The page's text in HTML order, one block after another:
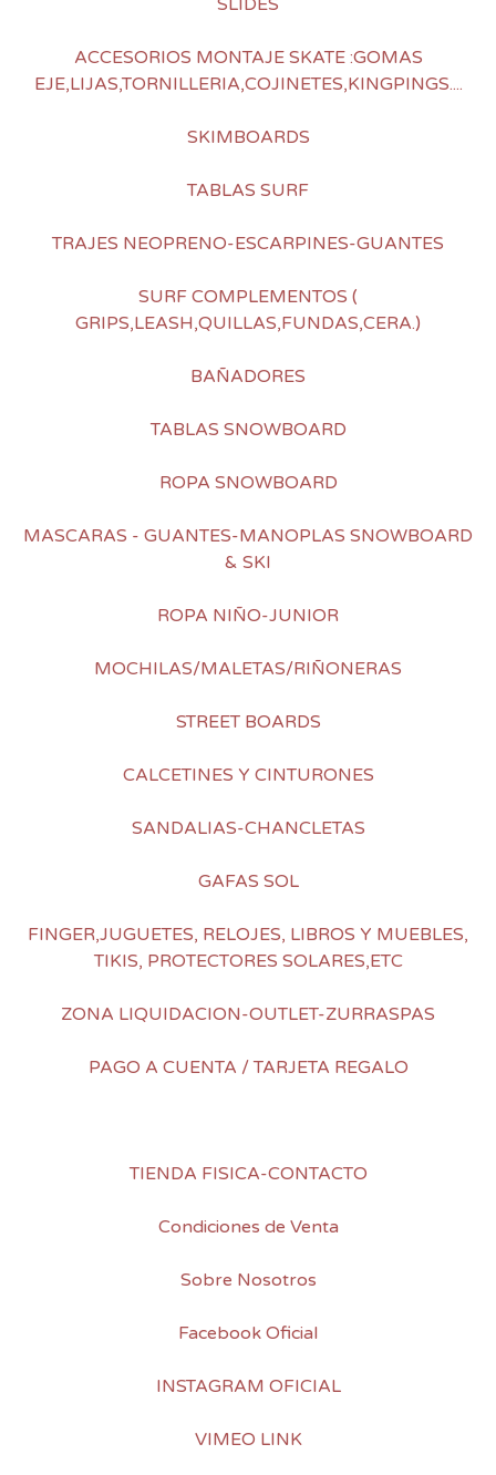
SLIDES
ACCESORIOS MONTAJE SKATE :GOMAS
EJE,LIJAS,TORNILLERIA,COJINETES,KINGPINGS....
SKIMBOARDS
TABLAS SURF
TRAJES NEOPRENO-ESCARPINES-GUANTES
SURF COMPLEMENTOS (
GRIPS,LEASH,QUILLAS,FUNDAS,CERA.)
BAÑADORES
TABLAS SNOWBOARD
ROPA SNOWBOARD
MASCARAS - GUANTES-MANOPLAS SNOWBOARD
& SKI
ROPA NIÑO-JUNIOR
MOCHILAS/MALETAS/RIÑONERAS
STREET BOARDS
CALCETINES Y CINTURONES
SANDALIAS-CHANCLETAS
GAFAS SOL
FINGER,JUGUETES, RELOJES, LIBROS Y MUEBLES,
TIKIS, PROTECTORES SOLARES,ETC
ZONA LIQUIDACION-OUTLET-ZURRASPAS
PAGO A CUENTA / TARJETA REGALO
TIENDA FISICA-CONTACTO
Condiciones de Venta
Sobre Nosotros
Facebook Oficial
INSTAGRAM OFICIAL
VIMEO LINK